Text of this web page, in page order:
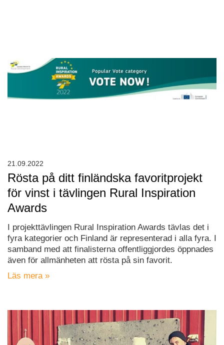
Rösta på ditt finländska favoritprojekt
för vinst i tävlingen Rural Inspiration
Awards
I projekttävlingen Rural Inspiration Awards tävlas det i
fyra kategorier och Finland är representerad i alla fyra. I
samband med att finalisterna offentliggjordes öppnades
även för allmänheten att rösta på sin favorit.
Läs mera »
21.09.2022